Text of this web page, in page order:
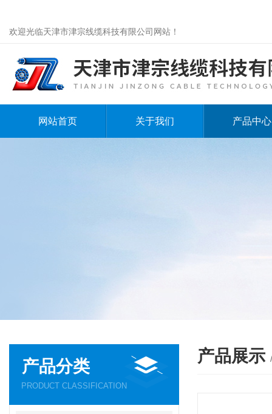
欢迎光临天津市津宗线缆科技有限公司网站！
网站首页 关于我们 产品中心
产品分类
PRODUCT CLASSIFICATION
产品展示